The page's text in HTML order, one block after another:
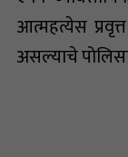
आत्महत्येस
असल्याचे